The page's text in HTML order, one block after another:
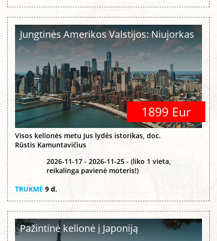
Jungtinės Amerikos Valstijos: Niujorkas
1899 Eur
Visos kelionės metu Jus lydės istorikas, doc.
Rūstis Kamuntavičius
2026-11-17 - 2026-11-25 - (liko 1 vieta,
reikalinga pavienė moteris!)
TRUKMĖ 9 d.
Pažintinė kelionė į Japoniją